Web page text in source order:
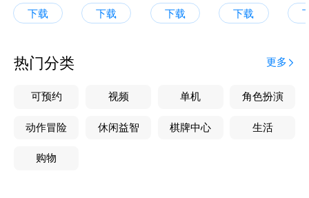
试内容，让考生可以高效、不受时间区域限制、远程在
【在线刷题】汇总河南统招专升本、事业单位、教师、
三支一扶、公务员等考试题库，根据学习方法和高效记
题、历年真题等，有针对性的刷题训练。
【考前模拟】把握重点、了解考点、考前查漏补缺，为
下载 下载 下载 下载
热门分类 更多
可预约 视频 单机 角色扮演
动作冒险 休闲益智 棋牌中心 生活
购物